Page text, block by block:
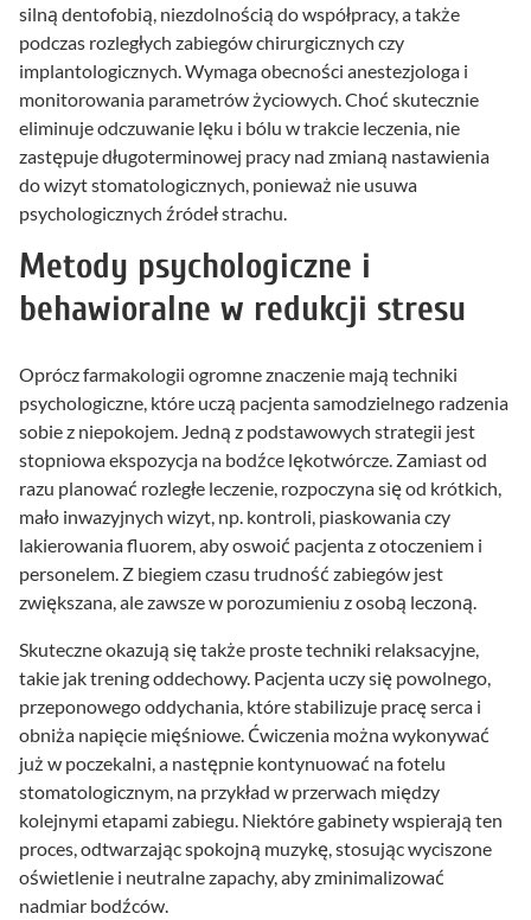
silną dentofobią, niezdolnością do współpracy, a także
podczas rozległych zabiegów chirurgicznych czy
implantologicznych. Wymaga obecności anestezjologa i
monitorowania parametrów życiowych. Choć skutecznie
eliminuje odczuwanie lęku i bólu w trakcie leczenia, nie
zastępuje długoterminowej pracy nad zmianą nastawienia
do wizyt stomatologicznych, ponieważ nie usuwa
psychologicznych źródeł strachu.
Metody psychologiczne i
behawioralne w redukcji stresu
Oprócz farmakologii ogromne znaczenie mają techniki
psychologiczne, które uczą pacjenta samodzielnego radzenia
sobie z niepokojem. Jedną z podstawowych strategii jest
stopniowa ekspozycja na bodźce lękotwórcze. Zamiast od
razu planować rozległe leczenie, rozpoczyna się od krótkich,
mało inwazyjnych wizyt, np. kontroli, piaskowania czy
lakierowania fluorem, aby oswoić pacjenta z otoczeniem i
personelem. Z biegiem czasu trudność zabiegów jest
zwiększana, ale zawsze w porozumieniu z osobą leczoną.
Skuteczne okazują się także proste techniki relaksacyjne,
takie jak trening oddechowy. Pacjenta uczy się powolnego,
przeponowego oddychania, które stabilizuje pracę serca i
obniża napięcie mięśniowe. Ćwiczenia można wykonywać
już w poczekalni, a następnie kontynuować na fotelu
stomatologicznym, na przykład w przerwach między
kolejnymi etapami zabiegu. Niektóre gabinety wspierają ten
proces, odtwarzając spokojną muzykę, stosując wyciszone
oświetlenie i neutralne zapachy, aby zminimalizować
nadmiar bodźców.